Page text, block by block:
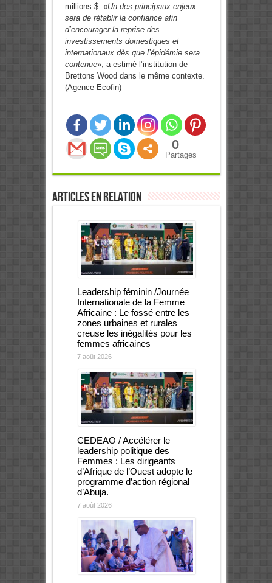
millions $. «Un des principaux enjeux
sera de rétablir la confiance afin
d’encourager la reprise des
investissements domestiques et
internationaux dès que l’épidémie sera
contenue», a estimé l’institution de
Brettons Wood dans le même contexte.
(Agence Ecofin)
0
Partages
Articles en relation
Leadership féminin /Journée
Internationale de la Femme
Africaine : Le fossé entre les
zones urbaines et rurales
creuse les inégalités pour les
femmes africaines
7 août 2026
CEDEAO / Accélérer le
leadership politique des
Femmes : Les dirigeants
d’Afrique de l’Ouest adopte le
programme d’action régional
d’Abuja.
7 août 2026